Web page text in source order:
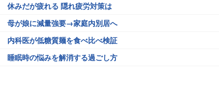
休みだが疲れる 隠れ疲労対策は
母が娘に減量強要→家庭内別居へ
内科医が低糖質麺を食べ比べ検証
睡眠時の悩みを解消する過ごし方